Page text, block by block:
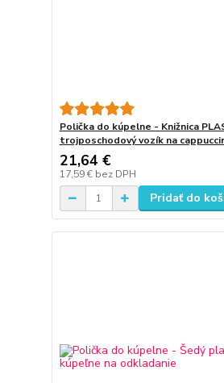
Polička do kúpelne - Knižnica
trojposchodový vozík na
21,64 €
17,59 € bez DPH
Pridať do